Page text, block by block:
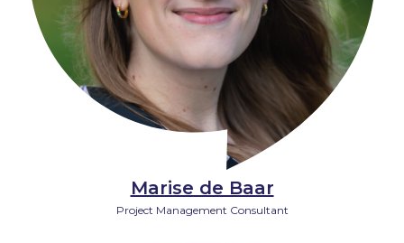
Marise de Baar
Project Management Consultant